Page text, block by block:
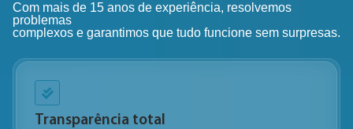
Com mais de 15 anos de experiência, resolvemos
problemas
complexos e garantimos que tudo funcione sem surpresas.
Transparência total